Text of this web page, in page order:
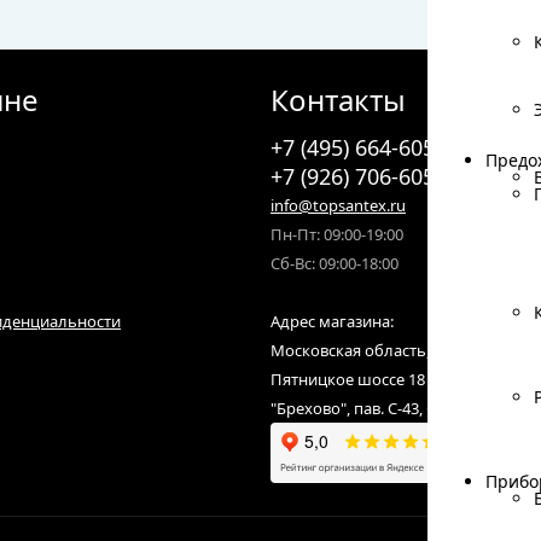
Контакты
+7 (495) 664-6055
+7 (926) 706-6055
info@topsantex.ru
Пн-Пт: 09:00-19:00
Сб-Вс: 09:00-18:00
Адрес магазина:
Московская область, городской
Пятницкое шоссе 18 км от
"Брехово", пав. С-43, С-07